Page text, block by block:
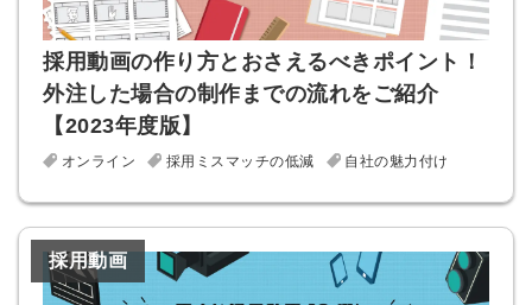
採用動画の作り方とおさえるべきポイント！
外注した場合の制作までの流れをご紹介
【2023年度版】
オンライン 採用ミスマッチの低減 自社の魅力付け
採用動画